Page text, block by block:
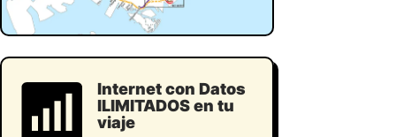
Internet con Datos
ILIMITADOS en tu
viaje